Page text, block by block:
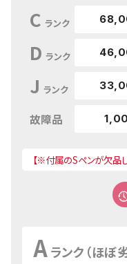
C ランク
D ランク
J ランク
故障品
【※付属のSペンが欠品
Aランク（ほぼ